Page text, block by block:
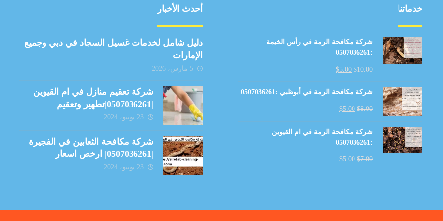
خدماتنا
شركة مكافحة الرمة في رأس الخيمة
:0507036261
$10.00
$5.00
شركة مكافحة الرمة في أبوظبي :0507036261
$8.00
$5.00
شركة مكافحة الرمة في ام القيوين
:0507036261
$7.00
$5.00
أحدث الأخبار
دليل شامل لخدمات غسيل السجاد في دبي وجميع
الإمارات
5 مارس، 2026
شركة تعقيم منازل في ام القيوين
|0507036261|تطهير وتعقيم
23 يونيو، 2024
شركة مكافحة الثعابين في الفجيرة
|0507036261| ارخص اسعار
23 يونيو، 2024